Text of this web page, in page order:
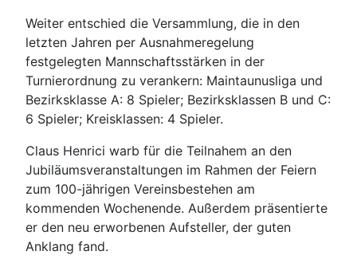
Weiter entschied die Versammlung, die in den
letzten Jahren per Ausnahmeregelung
festgelegten Mannschaftsstärken in der
Turnierordnung zu verankern: Maintaunusliga und
Bezirksklasse A: 8 Spieler; Bezirksklassen B und C:
6 Spieler; Kreisklassen: 4 Spieler.
Claus Henrici warb für die Teilnahem an den
Jubiläumsveranstaltungen im Rahmen der Feiern
zum 100-jährigen Vereinsbestehen am
kommenden Wochenende. Außerdem präsentierte
er den neu erworbenen Aufsteller, der guten
Anklang fand.